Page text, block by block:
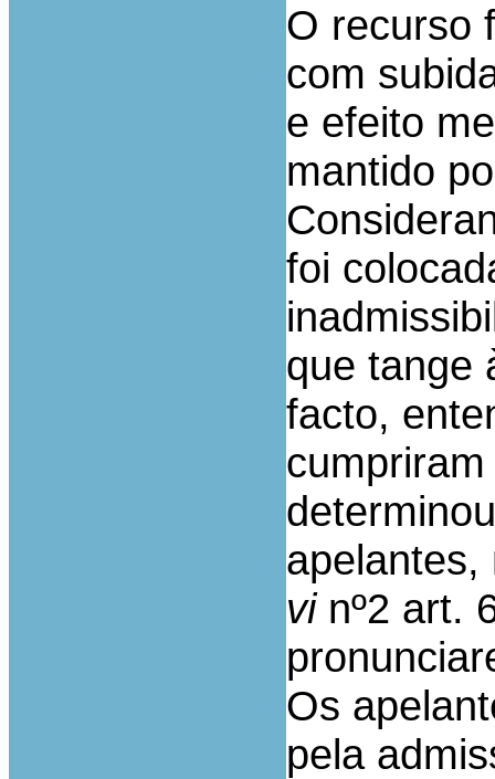
O recurso
com
e efeito
mantido
foi
que tange
facto,
apelantes,
vinº2 art.
Os
pela